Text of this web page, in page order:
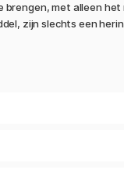
brengen, met alleen het
zijn slechts een
hulpmiddel om
de peuterspeelzaal. De
ding zijn